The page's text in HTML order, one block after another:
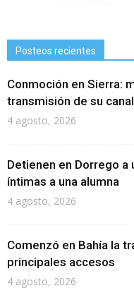
Posteos recientes
Conmoción en Sierra:
transmisión de su
4 agosto, 2026
Detienen en Dorrego
íntimas a una alumna
4 agosto, 2026
Comenzó en Bahía la
principales accesos
4 agosto, 2026